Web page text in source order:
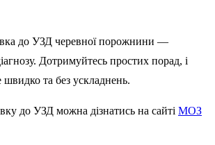
до УЗД черевної порожнини —
Дотримуйтесь простих порад, і
та без ускладнень.
до УЗД можна дізнатись на сайті МОЗ